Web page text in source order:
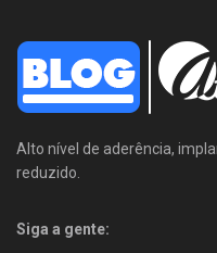
Alto nível de aderência,
reduzido.
Siga a gente: